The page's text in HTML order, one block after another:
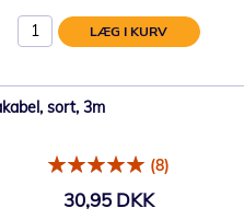
LÆG I KURV
sort, 3m
(8)
30,95 DKK